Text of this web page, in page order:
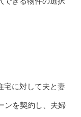
宅に対して夫と妻
ンを契約し、夫婦